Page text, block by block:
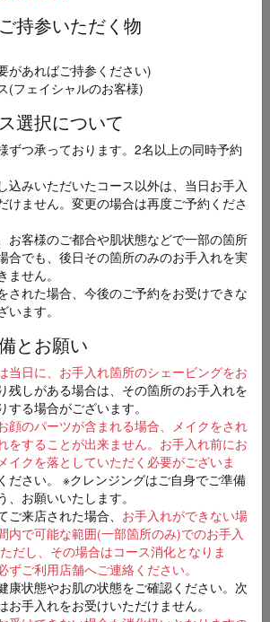
持参いただく物
があればご持参ください)
(フェイシャルのお客様)
選択について
ずつ承っております。2名以上の同時予約
込みいただいたコース以外は、当日お手入
けません。変更の場合は再度ご予約くださ
お客様のご都合や肌状態などで一部の箇所
合でも、後日その箇所のみのお手入れを実
せん。
された場合、今後のご予約をお受けできな
います。
とお願い
当日に、お手入れ箇所のシェービングをお
残しがある場合は、その箇所のお手入れを
する場合がございます。
顔のパーツが含まれる場合、メイクをされ
をすることが出来ません。お手入れ前にお
イクを落としていただく必要がございま
ださい。 ※クレンジングはご自身でご準備
、お願いいたします。
来店された場合、 お手入れができない場
内で可能な範囲(一部箇所のみ)でのお手入
だし、その場合はコース消化となりま
ずご利用店舗へご連絡ください。
康状態やお肌の状態をご確認ください。次
お手入れをお受けいただけません。
ご使用の方へ
ダを確認してください。
スキンケア美容脱毛コース(顔･襟足
一希望
意）